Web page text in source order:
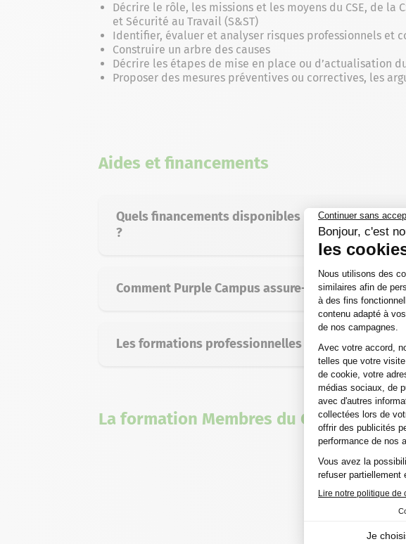
Décrire le rôle, les missions et les moyens du CSE, de la
et Sécurité au Travail (S&ST)
Identifier, évaluer et analyser risques professionnels et
Construire un arbre des causes
Décrire les étapes de mise en place ou d’actualisation
Proposer des mesures préventives ou correctives, les
Aides et financements
Quels financements disponibles pour la formation
?
Comment Purple Campus assure-t-il le soutien
Les formations professionnelles sont-elles
La formation Membres du CSE :
État